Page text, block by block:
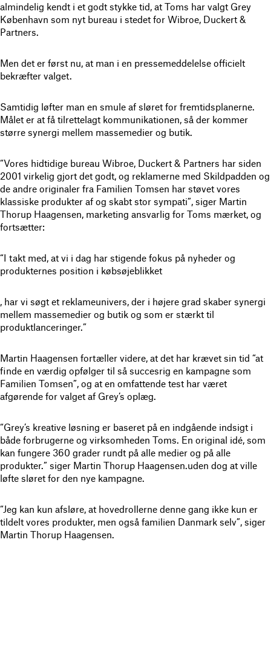
almindelig kendt i et godt stykke tid, at Toms har valgt Grey
København som nyt bureau i stedet for Wibroe, Duckert &
Partners.
Men det er først nu, at man i en pressemeddelelse officielt
bekræfter valget.
Samtidig løfter man en smule af sløret for fremtidsplanerne.
Målet er at få tilrettelagt kommunikationen, så der kommer
større synergi mellem massemedier og butik.
“Vores hidtidige bureau Wibroe, Duckert & Partners har siden
2001 virkelig gjort det godt, og reklamerne med Skildpadden og
de andre originaler fra Familien Tomsen har støvet vores
klassiske produkter af og skabt stor sympati”, siger Martin
Thorup Haagensen, marketing ansvarlig for Toms mærket, og
fortsætter:
“I takt med, at vi i dag har stigende fokus på nyheder og
produkternes position i købsøjeblikket
har vi søgt et reklameunivers, der i højere grad skaber synergi
mellem massemedier og butik og som er stærkt til
produktlanceringer.”
Martin Haagensen fortæller videre, at det har krævet sin tid “at
finde en værdig opfølger til så succesrig en kampagne som
Familien Tomsen”, og at en omfattende test har været
afgørende for valget af Grey’s oplæg.
“Grey’s kreative løsning er baseret på en indgående indsigt i
både forbrugerne og virksomheden Toms. En original idé, som
kan fungere 360 grader rundt på alle medier og på alle
produkter.” siger Martin Thorup Haagensen.uden dog at ville
løfte sløret for den nye kampagne.
“Jeg kan kun afsløre, at hovedrollerne denne gang ikke kun er
tildelt vores produkter, men også familien Danmark selv”, siger
Martin Thorup Haagensen.